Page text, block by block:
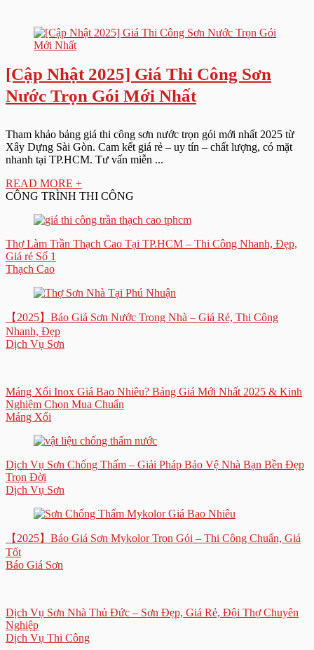
[Cập Nhật 2025] Giá Thi Công Sơn
Nước Trọn Gói Mới Nhất
Tham khảo bảng giá thi công sơn nước trọn gói mới nhất 2025 từ
Xây Dựng Sài Gòn. Cam kết giá rẻ – uy tín – chất lượng, có mặt
nhanh tại TP.HCM. Tư vấn miễn ...
READ MORE +
CÔNG TRÌNH THI CÔNG
Thợ Làm Trần Thạch Cao Tại TP.HCM – Thi Công Nhanh, Đẹp,
Giá rẻ Số 1
Thạch Cao
【2025】Báo Giá Sơn Nước Trong Nhà – Giá Rẻ, Thi Công
Nhanh, Đẹp
Dịch Vụ Sơn
Máng Xối Inox Giá Bao Nhiêu? Bảng Giá Mới Nhất 2025 & Kinh
Nghiệm Chọn Mua Chuẩn
Máng Xối
Dịch Vụ Sơn Chống Thấm – Giải Pháp Bảo Vệ Nhà Bạn Bền Đẹp
Trọn Đời
Dịch Vụ Sơn
【2025】Báo Giá Sơn Mykolor Trọn Gói – Thi Công Chuẩn, Giá
Tốt
Báo Giá Sơn
Dịch Vụ Sơn Nhà Thủ Đức – Sơn Đẹp, Giá Rẻ, Đội Thợ Chuyên
Nghiệp
Dịch Vụ Thi Công